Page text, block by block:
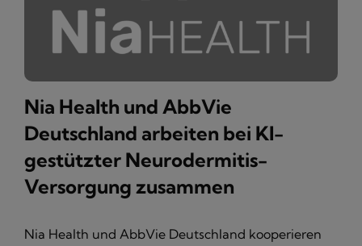
Nia Health und AbbVie
Deutschland arbeiten bei KI-
gestützter Neurodermitis-
Versorgung zusammen
Nia Health und AbbVie Deutschland kooperieren